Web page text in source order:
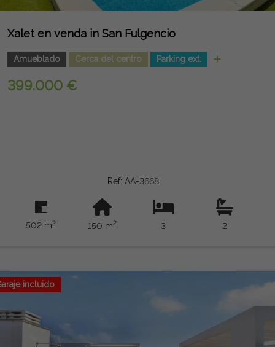
Xalet en venda in San Fulgencio
Amueblado Cerca del centro Parking ext.
399.000 €
Ref: AA-3668
502 m2 150 m2 3 2
incluido